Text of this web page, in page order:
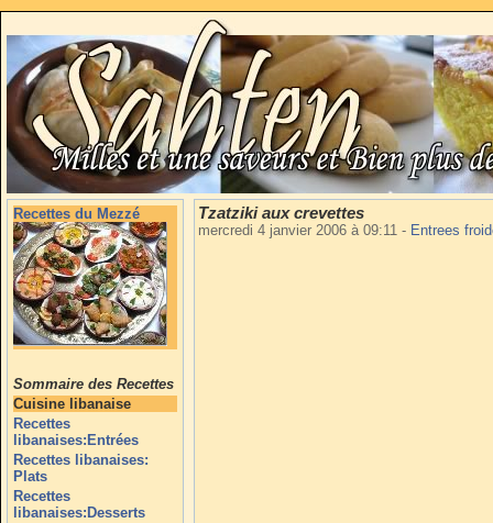
Recettes du Mezzé
Sommaire des Recettes
Cuisine libanaise
Recettes
libanaises:Entrées
Recettes libanaises:
Plats
Recettes
libanaises:Desserts
Tzatziki aux crevettes
mercredi 4 janvier 2006 à 09:11 - Entrees